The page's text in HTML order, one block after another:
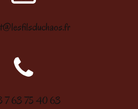
7 63 75 40 63